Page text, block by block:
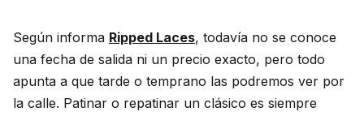
Según informa Ripped Laces, todavía no se conoce
una fecha de salida ni un precio exacto, pero todo
apunta a que tarde o temprano las podremos ver por
la calle. Patinar o repatinar un clásico es siempre